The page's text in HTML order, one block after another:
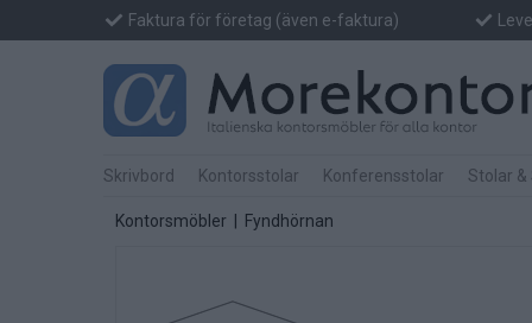
Faktura för företag (även e-faktura)
Skrivbord Kontorsstolar Konferensstolar Stolar
Kontorsmöbler Fyndhörnan